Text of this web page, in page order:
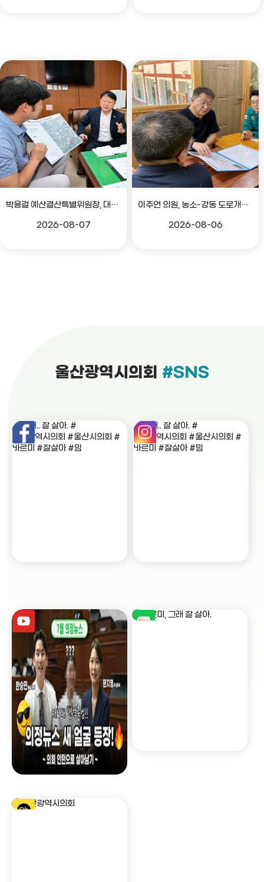
박용걸 예산결산특별위원장, 대공원로 확장공사 현안점검 간담회
2026-08-07
이주언 의원, 농소-강동 도로개설 민원 현장 점검
2026-08-06
울산광역시의회 #SNS